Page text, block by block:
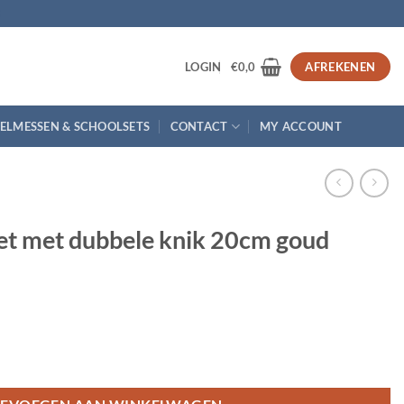
LOGIN €0,0 AFREKENEN
& SCHOOLSETS CONTACT MY ACCOUNT
met dubbele knik 20cm goud